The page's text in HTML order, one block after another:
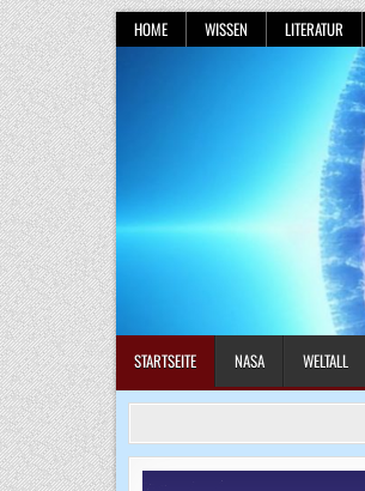
Skip
to
content
HOME WISSEN LITERATUR
STARTSEITE NASA WELTALL